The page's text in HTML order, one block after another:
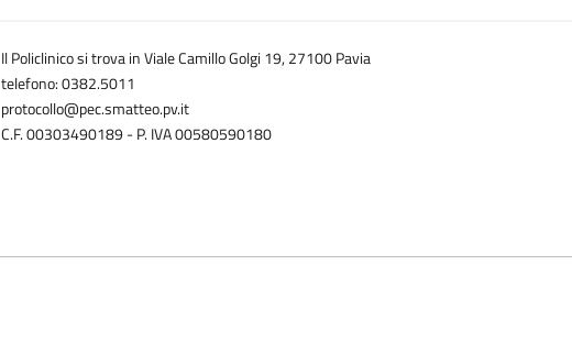
Il Policlinico si trova in Viale Camillo Golgi 19, 27100 Pavia
telefono: 0382.5011
protocollo@pec.smatteo.pv.it
C.F. 00303490189 - P. IVA 00580590180